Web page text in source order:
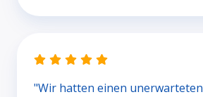
"Wir hatten einen unerwarteten